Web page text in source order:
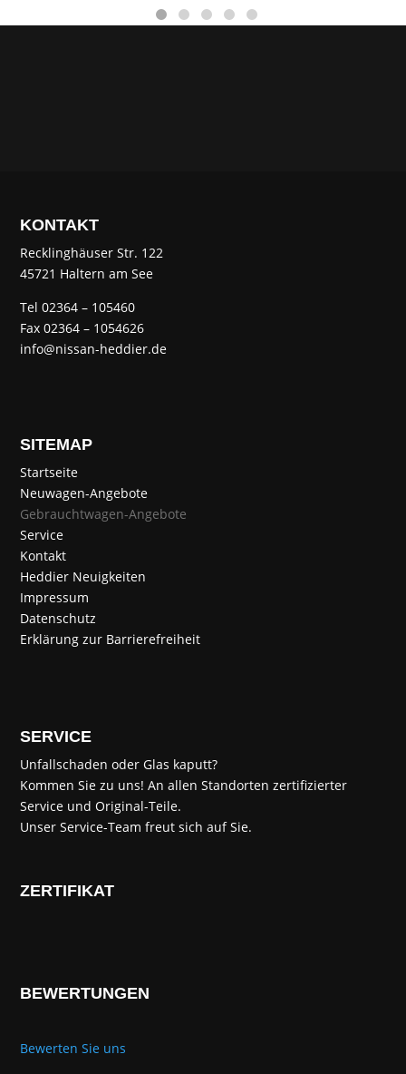
KONTAKT
Recklinghäuser Str. 122
45721 Haltern am See
Tel 02364 – 105460
Fax 02364 – 1054626
info@nissan-heddier.de
SITEMAP
Startseite
Neuwagen-Angebote
Gebrauchtwagen-Angebote
Service
Kontakt
Heddier Neuigkeiten
Impressum
Datenschutz
Erklärung zur Barrierefreiheit
SERVICE
Unfallschaden oder Glas kaputt?
Kommen Sie zu uns! An allen Standorten zertifizierter
Service und Original-Teile.
Unser Service-Team freut sich auf Sie.
ZERTIFIKAT
BEWERTUNGEN
Bewerten Sie uns